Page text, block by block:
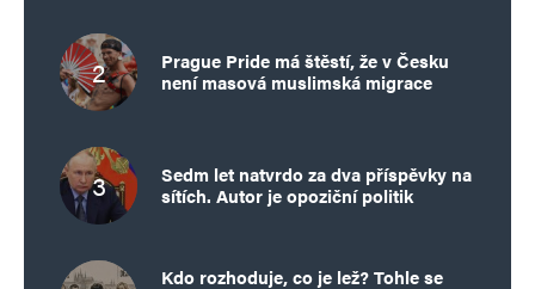
Prague Pride má štěstí, že v Česku
není masová muslimská migrace
Sedm let natvrdo za dva příspěvky na
sítích. Autor je opoziční politik
Kdo rozhoduje, co je lež? Tohle se